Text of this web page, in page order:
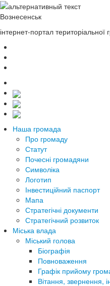
Вознесенськ
інтернет-портал територіальної
Наша громада
Про громаду
Статут
Почесні громадяни
Символіка
Логотип
Інвестиційний паспорт
Мапа
Стратегічні документи
Стратегічний розвиток
Міська влада
Міський голова
Біографія
Повноваження
Графік прийому
Вітання, звернення,